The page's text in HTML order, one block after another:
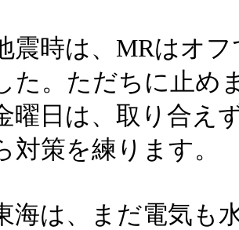
震時は、MRはオ
た。ただちに止め
曜日は、取り合え
対策を練ります。
海は、まだ電気も